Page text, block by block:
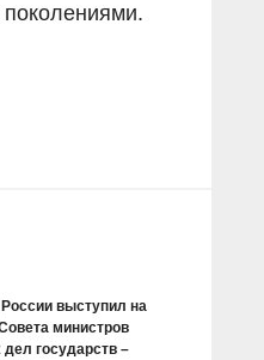
выступил на
министров
дел государств –